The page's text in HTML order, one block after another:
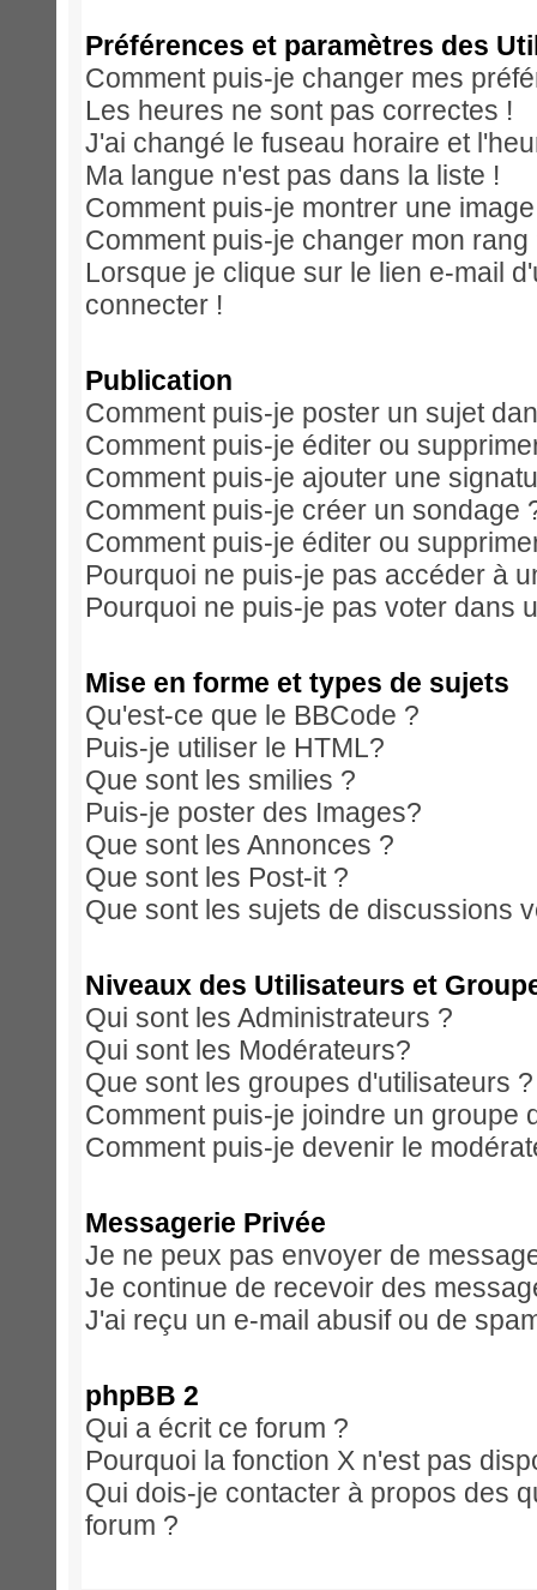
Préférences et paramètres des
Comment puis-je changer mes
Les heures ne sont pas correctes !
J'ai changé le fuseau horaire et
Ma langue n'est pas dans la liste !
Comment puis-je montrer une
Comment puis-je changer mon rang
Lorsque je clique sur le lien e-mail
connecter !
Publication
Comment puis-je poster un sujet
Comment puis-je éditer ou
Comment puis-je ajouter une
Comment puis-je créer un sondage
Comment puis-je éditer ou
Pourquoi ne puis-je pas accéder à
Pourquoi ne puis-je pas voter dans
Mise en forme et types de sujets
Qu'est-ce que le BBCode ?
Puis-je utiliser le HTML?
Que sont les smilies ?
Puis-je poster des Images?
Que sont les Annonces ?
Que sont les Post-it ?
Que sont les sujets de discussions
Niveaux des Utilisateurs et
Qui sont les Administrateurs ?
Qui sont les Modérateurs?
Que sont les groupes d'utilisateurs ?
Comment puis-je joindre un groupe
Comment puis-je devenir le
Messagerie Privée
Je ne peux pas envoyer de
Je continue de recevoir des
J'ai reçu un e-mail abusif ou de
phpBB 2
Qui a écrit ce forum ?
Pourquoi la fonction X n'est pas
Qui dois-je contacter à propos des
forum ?